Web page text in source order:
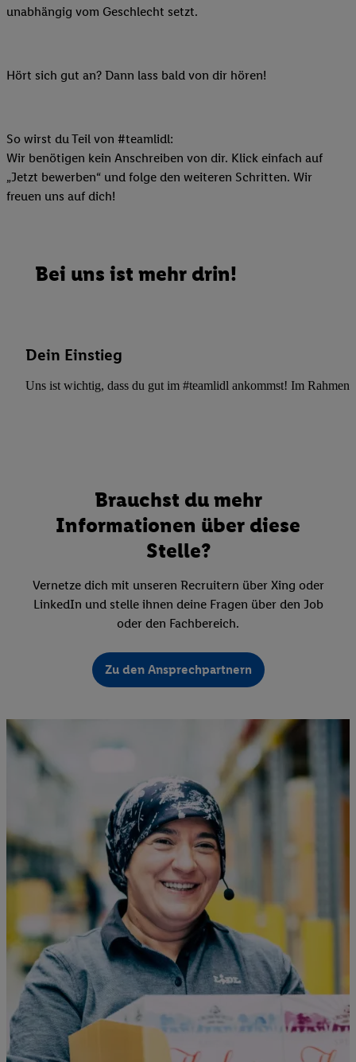
unabhängig vom Geschlecht setzt.
Hört sich gut an? Dann lass bald von dir hören!
So wirst du Teil von #teamlidl:
Wir benötigen kein Anschreiben von dir. Klick einfach auf
„Jetzt bewerben“ und folge den weiteren Schritten. Wir
freuen uns auf dich!
Bei uns ist mehr drin!
Dein Einstieg
Uns ist wichtig, dass du gut im #teamlidl ankommst! Im Rahmen
Brauchst du mehr
Informationen über diese
Stelle?
Vernetze dich mit unseren Recruitern über Xing oder
LinkedIn und stelle ihnen deine Fragen über den Job
oder den Fachbereich.
Zu den Ansprechpartnern